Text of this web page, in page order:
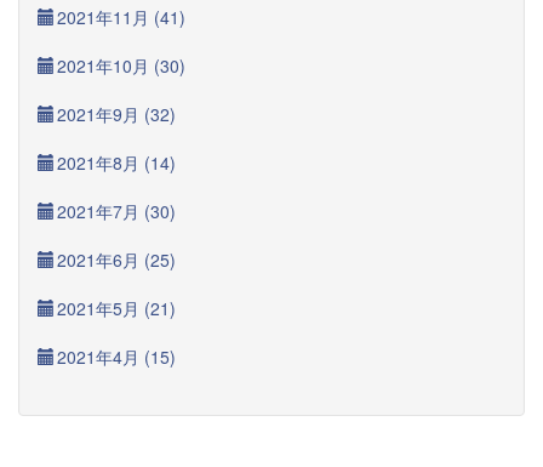
2021年11月 (41)
2021年10月 (30)
2021年9月 (32)
2021年8月 (14)
2021年7月 (30)
2021年6月 (25)
2021年5月 (21)
2021年4月 (15)